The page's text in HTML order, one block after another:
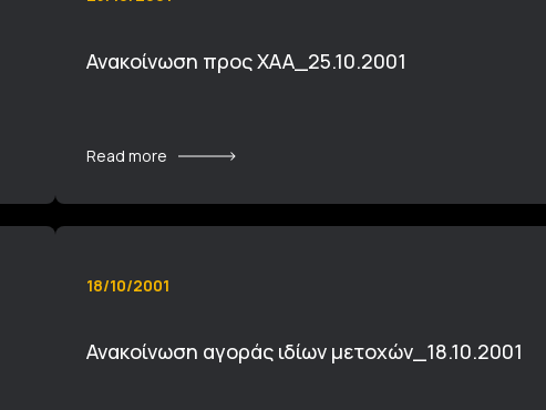
Ανακοίνωση προς ΧΑΑ_25.10.2001
Read more
18/10/2001
Ανακοίνωση αγοράς ιδίων μετοχών_18.10.2001